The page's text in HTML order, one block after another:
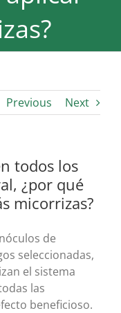
Previous Next
todos los
¿por qué
micorrizas?
de
seleccionadas,
el sistema
las
beneficioso.